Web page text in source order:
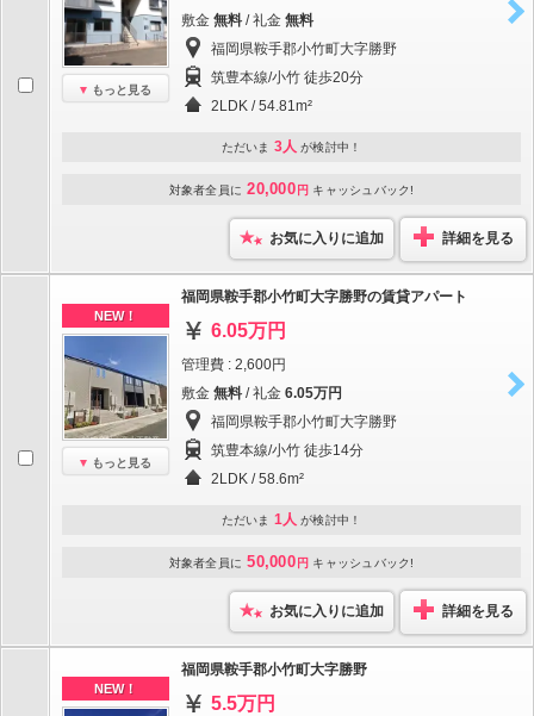
もっと見る
敷金 無料 / 礼金 無料
福岡県鞍手郡小竹町大字勝野
筑豊本線/小竹 徒歩20分
2LDK / 54.81m²
ただいま 3人 が検討中！
対象者全員に 20,000 円 キャッシュバック!
お気に入りに追加 詳細を見る
NEW！
もっと見る
福岡県鞍手郡小竹町大字勝野の賃貸アパート
6.05万円
管理費 : 2,600円
敷金 無料 / 礼金 6.05万円
福岡県鞍手郡小竹町大字勝野
筑豊本線/小竹 徒歩14分
2LDK / 58.6m²
ただいま 1人 が検討中！
対象者全員に 50,000 円 キャッシュバック!
お気に入りに追加 詳細を見る
NEW！
福岡県鞍手郡小竹町大字勝野
5.5万円